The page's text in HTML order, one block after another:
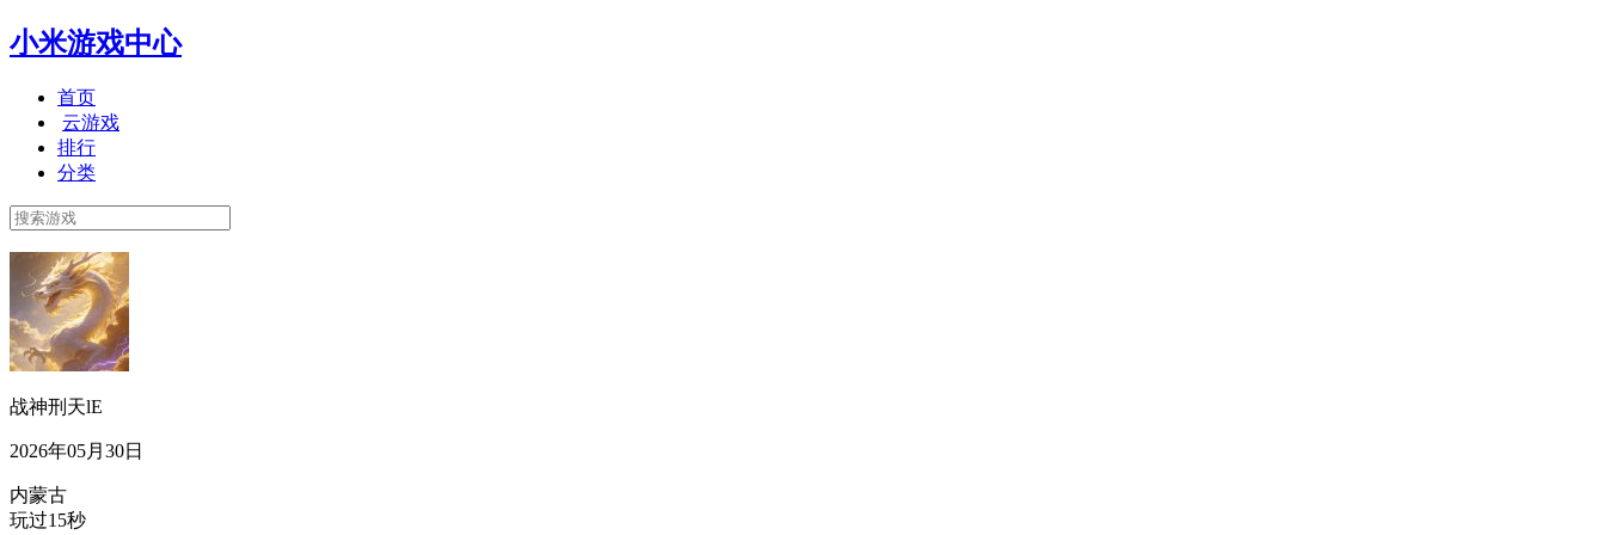
小米游戏中心
首页
云游戏
排行
分类
战神刑天lE
2026年05月30日
内蒙古
玩过15秒